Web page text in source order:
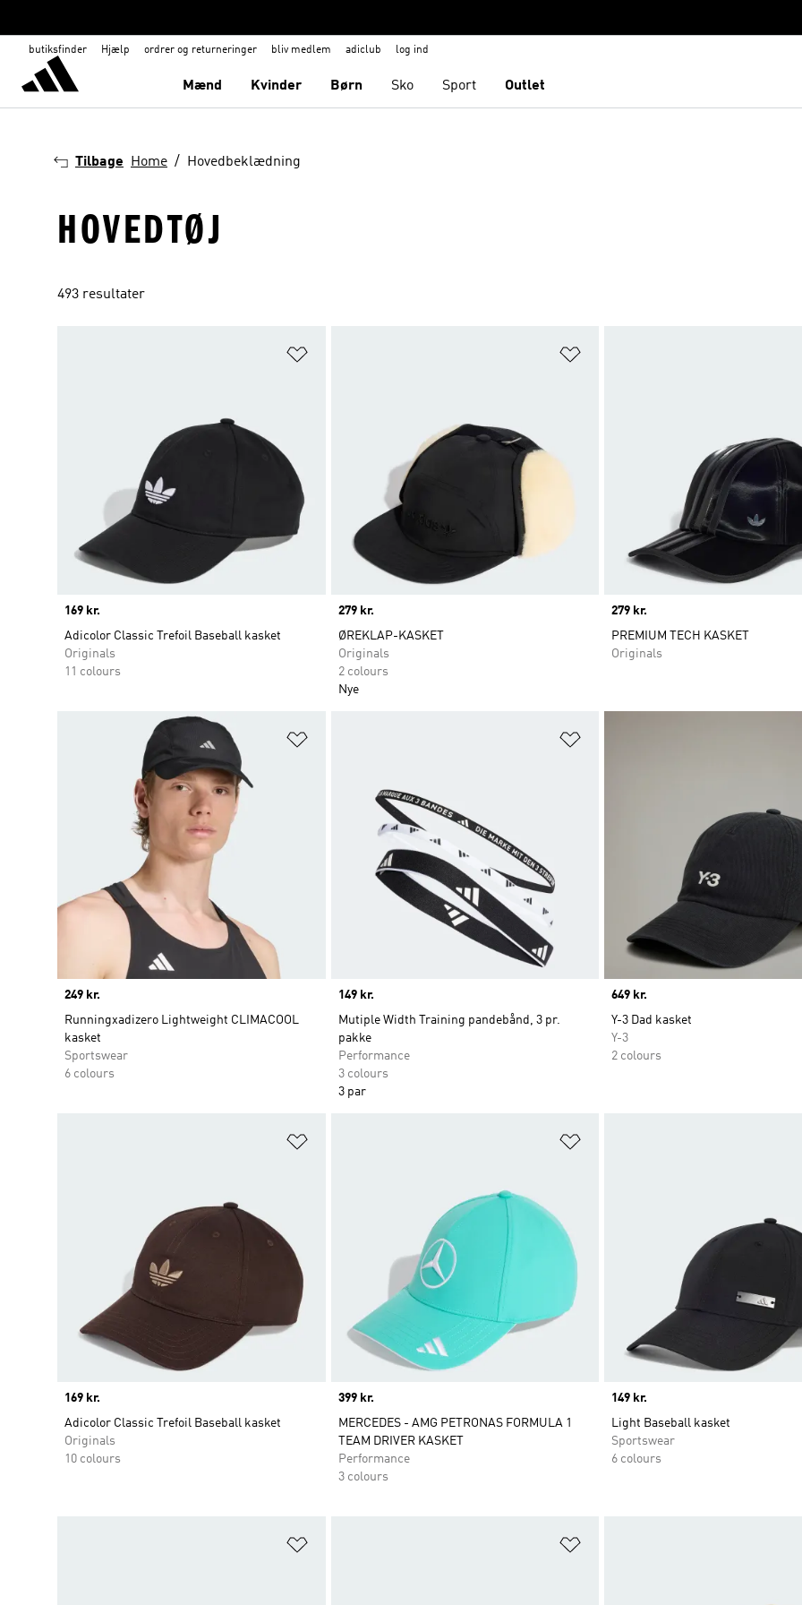
butiksfinder Hjælp ordrer og returneringer bliv medlem adiclub log ind
Mænd Kvinder Børn Sko Sport Outlet
Tilbage Home Hovedbeklædning
HOVEDTØJ
493 resultater
Price
169 kr.
Adicolor Classic Trefoil Baseball kasket
Originals
11 colours
Price
279 kr.
ØREKLAP-KASKET
Originals
2 colours
Nye
Price
279 kr.
PREMIUM TECH KASKET
Originals
Price
249 kr.
Runningxadizero Lightweight CLIMACOOL
kasket
Sportswear
6 colours
Price
149 kr.
Mutiple Width Training pandebånd, 3 pr.
pakke
Performance
3 colours
3 par
Price
649 kr.
Y-3 Dad kasket
Y-3
2 colours
Price
169 kr.
Adicolor Classic Trefoil Baseball kasket
Originals
10 colours
Price
399 kr.
MERCEDES - AMG PETRONAS FORMULA 1
TEAM DRIVER KASKET
Performance
3 colours
Price
149 kr.
Light Baseball kasket
Sportswear
6 colours